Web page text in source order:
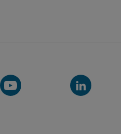
YouTube-
Kanal
LinkedIn-
Kanal